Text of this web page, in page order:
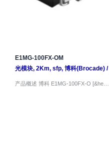
E1MG-100FX-OM
光模块, 2Km, sfp, 博科(Brocade)/
产品概述 博科 E1MG-100FX-O [&he…